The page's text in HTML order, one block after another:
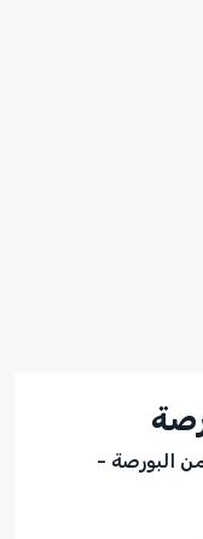
البورصة -